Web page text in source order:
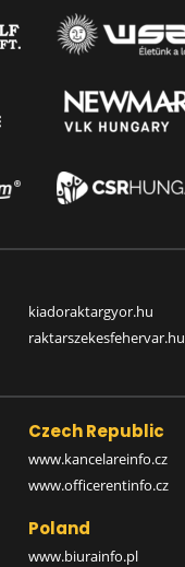
kiadoraktargyor.hu
raktarszekesfehervar.hu
Czech Republic
www.kancelareinfo.cz
www.officerentinfo.cz
Poland
www.biurainfo.pl